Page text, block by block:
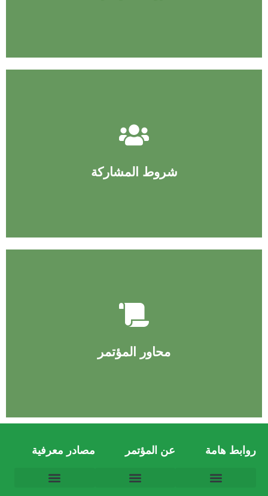
شروط المشاركة
محاور المؤتمر
روابط هامة عن المؤتمر مصادر معرفية